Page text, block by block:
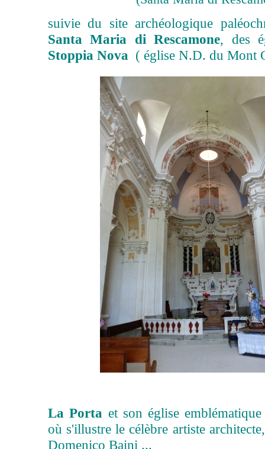
suivie du site archéologique
Santa Maria di Rescamone, des
Stoppia Nova ( église N.D. du Mont
La Porta et son église
où s'illustre le célèbre artiste
Domenico Baini ...